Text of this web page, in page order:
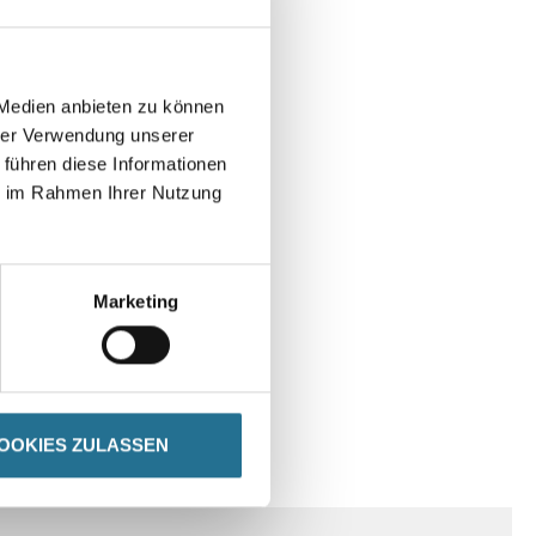
anbieten zu können
Verwendung unserer
diese Informationen
Rahmen Ihrer Nutzung
Marketing
ZULASSEN